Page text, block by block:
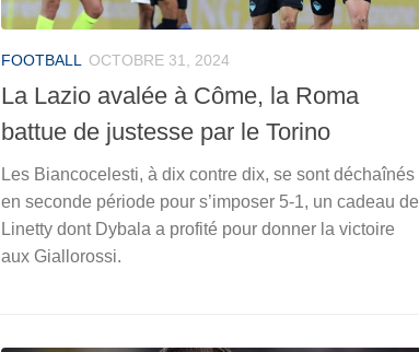
FOOTBALL OCTOBRE 31, 2024
La Lazio avalée à Côme, la Roma
battue de justesse par le Torino
Les Biancocelesti, à dix contre dix, se sont déchaînés
en seconde période pour s’imposer 5-1, un cadeau de
Linetty dont Dybala a profité pour donner la victoire
aux Giallorossi.